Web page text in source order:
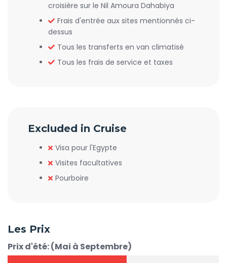
croisière sur le Nil Amoura Dahabiya
Frais d'entrée aux sites mentionnés ci-
dessus
Tous les transferts en van climatisé
Tous les frais de service et taxes
Excluded in Cruise
Visa pour l'Egypte
Visites facultatives
Pourboire
Les Prix
Prix d'été: (Mai à Septembre)